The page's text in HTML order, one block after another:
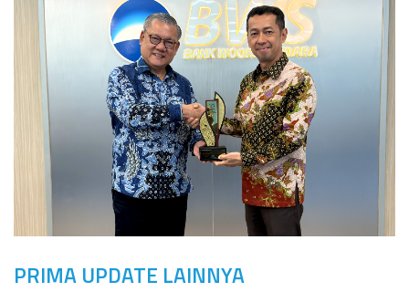
PRIMA UPDATE LAINNYA